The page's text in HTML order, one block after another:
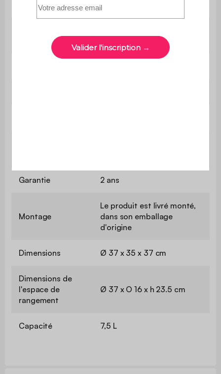
supporté
80 kg
Garantie 2 ans
Montage
Le produit est livré monté,
dans son emballage
d'origine
Dimensions Ø 37 x 35 x 37 cm
Dimensions de
l'espace de
rangement
Ø 37 x O 16 x h 23.5 cm
Capacité 7,5 L